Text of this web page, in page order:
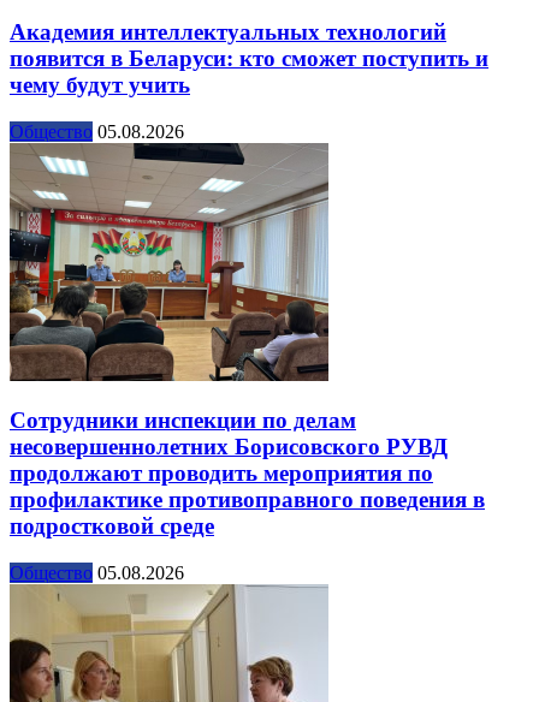
Академия интеллектуальных технологий
появится в Беларуси: кто сможет поступить и
чему будут учить
Общество 05.08.2026
Сотрудники инспекции по делам
несовершеннолетних Борисовского РУВД
продолжают проводить мероприятия по
профилактике противоправного поведения в
подростковой среде
Общество 05.08.2026